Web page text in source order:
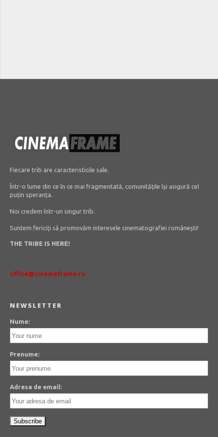
Fiecare trib are caracteristicile sale.
Într-o lume din ce în ce mai fragmentată, comunitățile își asigură cel
puțin speranța.
Noi credem într-un singur trib.
Suntem fericiți să promovăm interesele cinematografiei românești!
THE TRIBE IS HERE!
office@cinemaframe.ro
NEWSLETTER
Nume:
Prenume:
Adresa de email: